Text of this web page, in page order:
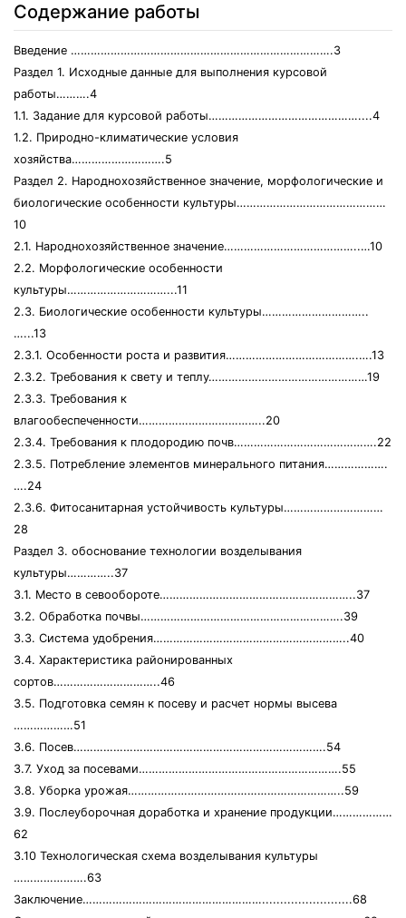
Содержание работы
Введение …………………………………………………………………….3
Раздел 1. Исходные данные для выполнения курсовой
работы……….4
1.1. Задание для курсовой работы………………………………………....4
1.2. Природно-климатические условия
хозяйства……………………….5
Раздел 2. Народнохозяйственное значение, морфологические и
биологические особенности культуры………………………………………
10
2.1. Народнохозяйственное значение…………………………………..…10
2.2. Морфологические особенности
культуры…………………………...11
2.3. Биологические особенности культуры…………………………..
…...13
2.3.1. Особенности роста и развития………………………………….….13
2.3.2. Требования к свету и теплу…………………………………………19
2.3.3. Требования к
влагообеспеченности………………………………..20
2.3.4. Требования к плодородию почв…………………………………….22
2.3.5. Потребление элементов минерального питания……………….
….24
2.3.6. Фитосанитарная устойчивость культуры…………………………
28
Раздел 3. обоснование технологии возделывания
культуры…………..37
3.1. Место в севообороте…………………………………………………..37
3.2. Обработка почвы…………………………………………………….39
3.3. Система удобрения…………………………………………………..40
3.4. Характеристика районированных
сортов…………………………..46
3.5. Подготовка семян к посеву и расчет нормы высева
………………51
3.6. Посев………………………………………………………………….54
3.7. Уход за посевами…………………………………………………….55
3.8. Уборка урожая………………………………………………………..59
3.9. Послеуборочная доработка и хранение продукции………………
62
3.10 Технологическая схема возделывания культуры
………………….63
Заключение……………………………………………….........................68